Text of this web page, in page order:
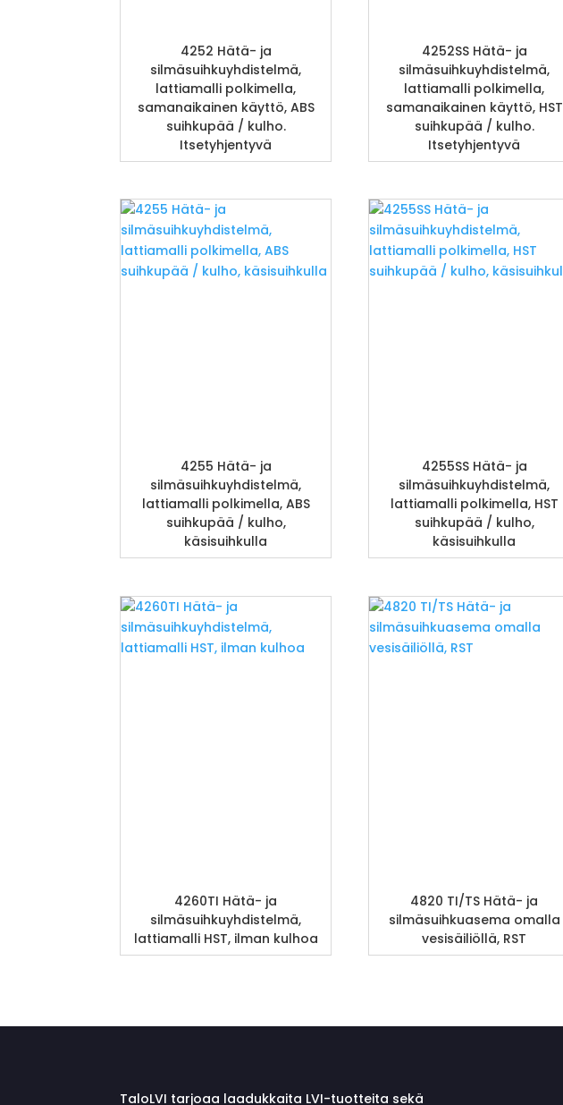
4252 Hätä- ja
silmäsuihkuyhdistelmä,
lattiamalli polkimella,
samanaikainen käyttö, ABS
suihkupää / kulho.
Itsetyhjentyvä
4252SS Hätä- ja
silmäsuihkuyhdistelmä,
lattiamalli polkimella,
samanaikainen käyttö, HST
suihkupää / kulho.
Itsetyhjentyvä
4255 Hätä- ja
silmäsuihkuyhdistelmä,
lattiamalli polkimella, ABS
suihkupää / kulho,
käsisuihkulla
4255SS Hätä- ja
silmäsuihkuyhdistelmä,
lattiamalli polkimella, HST
suihkupää / kulho,
käsisuihkulla
4260TI Hätä- ja
silmäsuihkuyhdistelmä,
lattiamalli HST, ilman kulhoa
4820 TI/TS Hätä- ja
silmäsuihkuasema omalla
vesisäiliöllä, RST
TaloLVI tarjoaa laadukkaita LVI-tuotteita sekä